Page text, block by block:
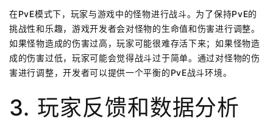
在PvE模式下，玩家与游戏中的怪物进行战斗。为了保持PvE的
挑战性和乐趣，游戏开发者会对怪物的生命值和伤害进行调整。
如果怪物造成的伤害过高，玩家可能很难存活下来；如果怪物造
成的伤害过低，玩家可能会觉得战斗过于简单。通过对怪物的伤
害进行调整，开发者可以提供一个平衡的PvE战斗环境。
3. 玩家反馈和数据分析